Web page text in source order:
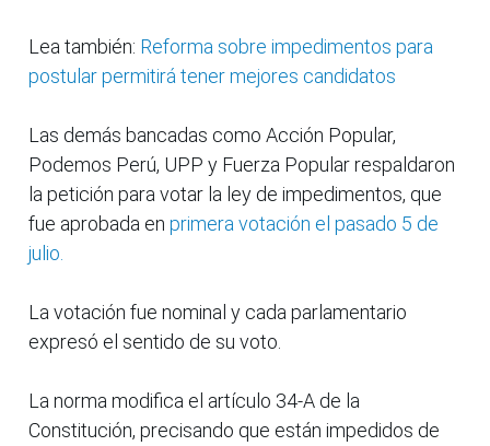
Lea también: Reforma sobre impedimentos para
postular permitirá tener mejores candidatos
Las demás bancadas como Acción Popular,
Podemos Perú, UPP y Fuerza Popular respaldaron
la petición para votar la ley de impedimentos, que
fue aprobada en primera votación el pasado 5 de
julio.
La votación fue nominal y cada parlamentario
expresó el sentido de su voto.
La norma modifica el artículo 34-A de la
Constitución, precisando que están impedidos de